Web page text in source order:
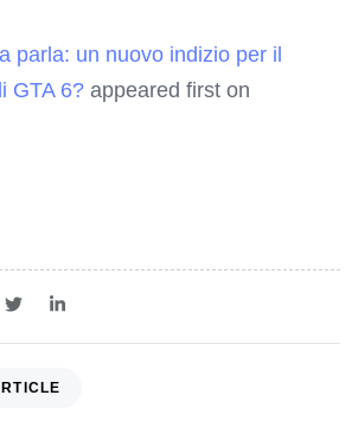
parla: un nuovo indizio per il
GTA 6? appeared first on